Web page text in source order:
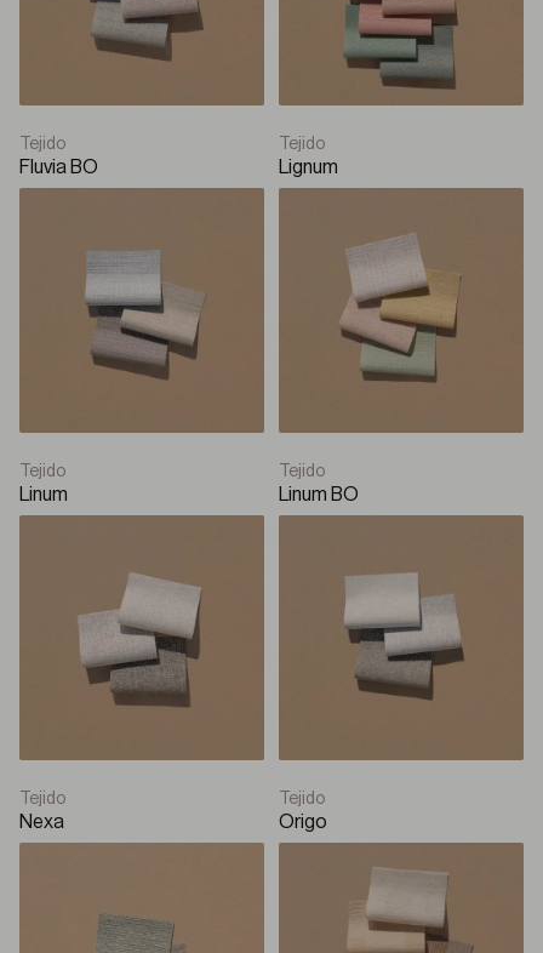
Tejido
Fluvia BO
Tejido
Lignum
Tejido
Linum
Tejido
Linum BO
Tejido
Nexa
Tejido
Origo